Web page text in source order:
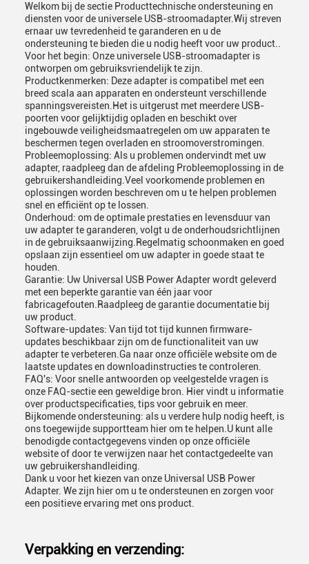
Welkom bij de sectie Producttechnische ondersteuning en
diensten voor de universele USB-stroomadapter.Wij streven
ernaar uw tevredenheid te garanderen en u de
ondersteuning te bieden die u nodig heeft voor uw product..
Voor het begin: Onze universele USB-stroomadapter is
ontworpen om gebruiksvriendelijk te zijn.
Productkenmerken: Deze adapter is compatibel met een
breed scala aan apparaten en ondersteunt verschillende
spanningsvereisten.Het is uitgerust met meerdere USB-
poorten voor gelijktijdig opladen en beschikt over
ingebouwde veiligheidsmaatregelen om uw apparaten te
beschermen tegen overladen en stroomoverstromingen.
Probleemoplossing: Als u problemen ondervindt met uw
adapter, raadpleeg dan de afdeling Probleemoplossing in de
gebruikershandleiding.Veel voorkomende problemen en
oplossingen worden beschreven om u te helpen problemen
snel en efficiënt op te lossen.
Onderhoud: om de optimale prestaties en levensduur van
uw adapter te garanderen, volgt u de onderhoudsrichtlijnen
in de gebruiksaanwijzing.Regelmatig schoonmaken en goed
opslaan zijn essentieel om uw adapter in goede staat te
houden.
Garantie: Uw Universal USB Power Adapter wordt geleverd
met een beperkte garantie van één jaar voor
fabricagefouten.Raadpleeg de garantie documentatie bij
uw product.
Software-updates: Van tijd tot tijd kunnen firmware-
updates beschikbaar zijn om de functionaliteit van uw
adapter te verbeteren.Ga naar onze officiële website om de
laatste updates en downloadinstructies te controleren.
FAQ's: Voor snelle antwoorden op veelgestelde vragen is
onze FAQ-sectie een geweldige bron. Hier vindt u informatie
over productspecificaties, tips voor gebruik en meer.
Bijkomende ondersteuning: als u verdere hulp nodig heeft, is
ons toegewijde supportteam hier om te helpen.U kunt alle
benodigde contactgegevens vinden op onze officiële
website of door te verwijzen naar het contactgedeelte van
uw gebruikershandleiding.
Dank u voor het kiezen van onze Universal USB Power
Adapter. We zijn hier om u te ondersteunen en zorgen voor
een positieve ervaring met ons product.
Verpakking en verzending: